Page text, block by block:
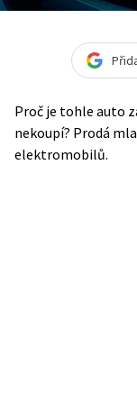
Proč je tohle auto
nekoupí? Prodá
elektromobilů.